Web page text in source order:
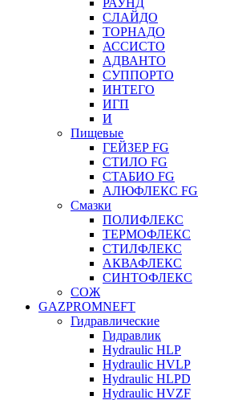
РАУНД
СЛАЙДО
ТОРНАДО
АССИСТО
АДВАНТО
СУППОРТО
ИНТЕГО
ИГП
И
Пищевые
ГЕЙЗЕР FG
СТИЛО FG
СТАБИО FG
АЛЮФЛЕКС FG
Смазки
ПОЛИФЛЕКС
ТЕРМОФЛЕКС
СТИЛФЛЕКС
АКВАФЛЕКС
СИНТОФЛЕКС
СОЖ
GAZPROMNEFT
Гидравлические
Гидравлик
Hydraulic HLP
Hydraulic HVLP
Hydraulic HLPD
Hydraulic HVZF